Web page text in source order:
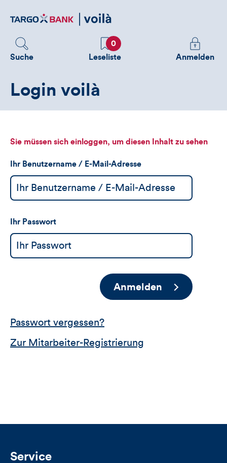
zum
Suche
Favoriten
0
Leseliste
Melden
Sie
sehen
Anmelden
Login voilà
Sie müssen sich einloggen, um diesen Inhalt zu sehen
Ihr Benutzername / E-Mail-Adresse
Ihr Passwort
Anmelden
Passwort vergessen?
Zur Mitarbeiter-Registrierung
Service